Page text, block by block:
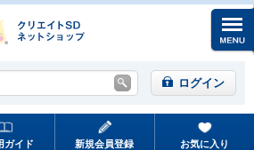
ログイン
ガイド 新規会員登録 お気に入り